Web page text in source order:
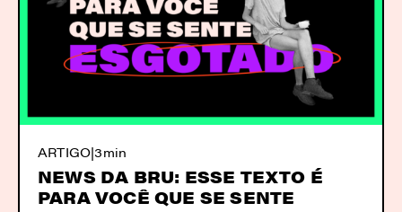
ARTIGO|3min
NEWS DA BRU: ESSE TEXTO É
PARA VOCÊ QUE SE SENTE